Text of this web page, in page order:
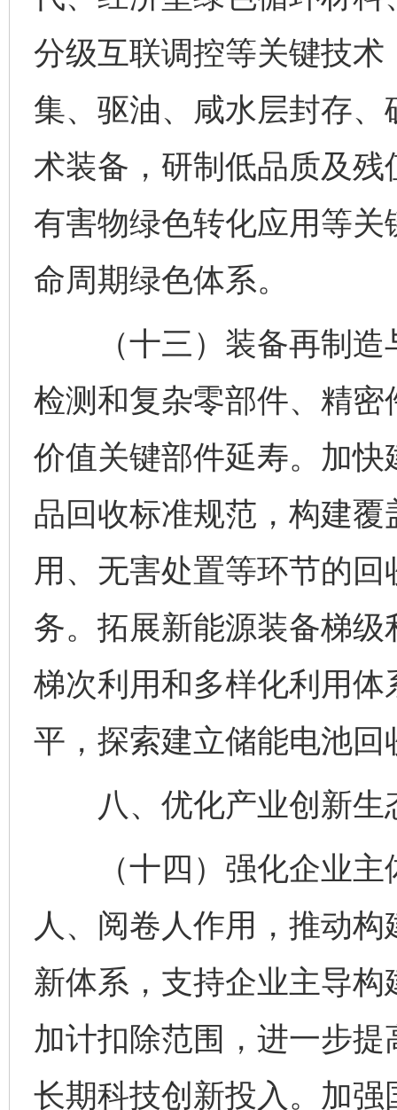
分级互联调控等关键技
集、驱油、咸水层封存
术装备，研制低品质及
有害物绿色转化应用等
命周期绿色体系。
（十三）装备再制造
检测和复杂零部件、精
价值关键部件延寿。加
品回收标准规范，构建
用、无害处置等环节的
务。拓展新能源装备梯
梯次利用和多样化利用
平，探索建立储能电池回
八、优化产业创新生
（十四）强化企业主
人、阅卷人作用，推动
新体系，支持企业主导
加计扣除范围，进一步
长期科技创新投入。加